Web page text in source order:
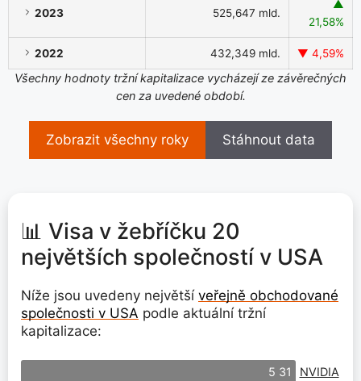
2023 525,647 mld.
▲
21,58%
2022 432,349 mld. ▼ 4,59%
Všechny hodnoty tržní kapitalizace vycházejí ze závěrečných
cen za uvedené období.
Zobrazit všechny roky Stáhnout data
📊 Visa v žebříčku 20
největších společností v USA
Níže jsou uvedeny největší veřejně obchodované
společnosti v USA podle aktuální tržní
kapitalizace:
5 31 NVIDIA